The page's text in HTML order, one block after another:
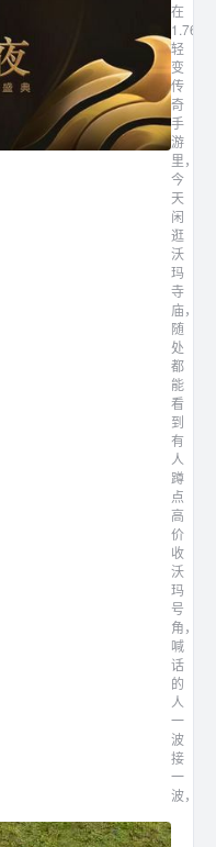
在
1.76
轻
变
传
奇
手
游
里，
今
天
闲
逛
沃
玛
寺
庙，
随
处
都
能
看
到
有
人
蹲
点
高
价
收
沃
玛
号
角，
喊
话
的
人
一
波
接
一
波，...